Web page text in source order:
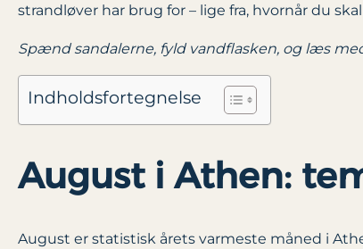
strandløver har brug for – lige fra, hvornår du
Spænd sandalerne, fyld vandflasken, og læs
Indholdsfortegnelse
August i Athen:
August er statistisk årets varmeste måned i